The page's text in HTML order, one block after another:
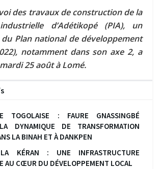
des travaux de construction de la
d’Adétikopé (PIA), un
Plan national de développement
notamment dans son axe 2, a
25 août à Lomé.
TOGOLAISE : FAURE GNASSINGBÉ
DYNAMIQUE DE TRANSFORMATION
LA BINAH ET À DANKPEN
KÉRAN : UNE INFRASTRUCTURE
AU CŒUR DU DÉVELOPPEMENT LOCAL